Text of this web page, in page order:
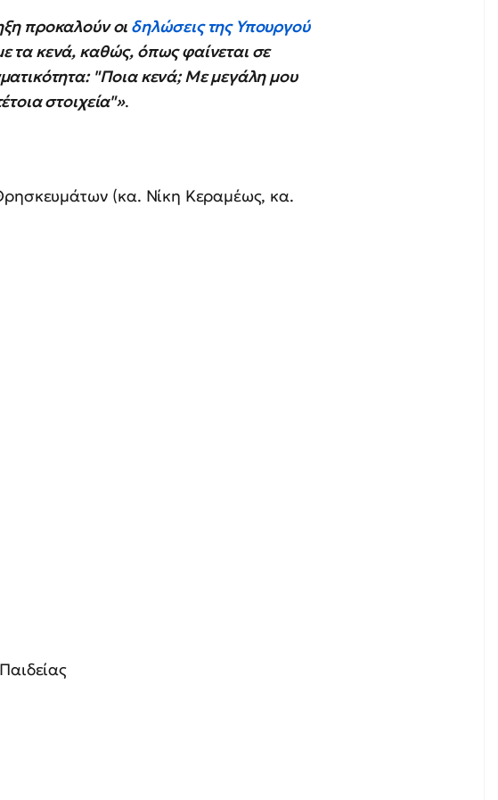
προκαλούν οι δηλώσεις της Υπουργού
τα κενά, καθώς, όπως φαίνεται σε
"Ποια κενά; Με μεγάλη μου
στοιχεία"».
(κα. Νίκη Κεραμέως, κα.